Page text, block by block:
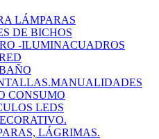
LÁMPARAS
DE BICHOS
-ILUMINACUADROS
CONSUMO
LEDS
LÁGRIMAS.